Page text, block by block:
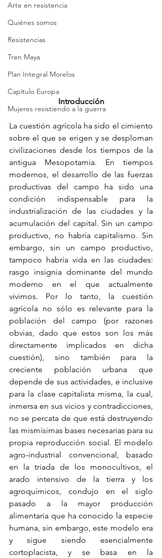
Arte en resistencia
Quiénes somos
Resistencias
Tren Maya
Plan Integral Morelos
Capítulo Europa
Mujeres resistiendo a la guerra
Introducción
La cuestión agrícola ha sido el cimiento
sobre el que se erigen y se desploman
civilizaciones desde los tiempos de la
antigua Mesopotamia. En tiempos
modernos, el desarrollo de las fuerzas
productivas del campo ha sido una
condición indispensable para la
industrialización de las ciudades y la
acumulación del capital. Sin un campo
productivo, no habría capitalismo. Sin
embargo, sin un campo productivo,
tampoco habría vida en las ciudades:
rasgo insignia dominante del mundo
moderno en el que actualmente
vivimos. Por lo tanto, la cuestión
agrícola no sólo es relevante para la
población del campo (por razones
obvias, dado que estos son los más
directamente implicados en dicha
cuestión), sino también para la
creciente población urbana que
depende de sus actividades, e inclusive
para la clase capitalista misma, la cual,
inmersa en sus vicios y contradicciones,
no se percata de que está destruyendo
las mismísimas bases necesarias para su
propia reproducción social. El modelo
agro-industrial convencional, basado
en la triada de los monocultivos, el
arado intensivo de la tierra y los
agroquímicos, condujo en el siglo
pasado a la mayor producción
alimentaria que ha conocido la especie
humana, sin embargo, este modelo era
y sigue siendo esencialmente
cortoplacista, y se basa en la